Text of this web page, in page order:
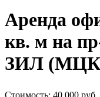
Аренда
кв. м на
ЗИЛ